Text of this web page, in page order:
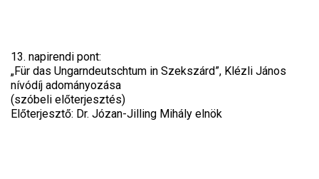
13. napirendi pont:
„Für das Ungarndeutschtum in Szekszárd”, Klézli János
nívódíj adományozása
(szóbeli előterjesztés)
Előterjesztő: Dr. Józan-Jilling Mihály elnök